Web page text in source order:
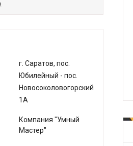
г. Саратов, пос.
Юбилейный - пос.
Новосоколовогорский
1А
Компания "Умный
Мастер"